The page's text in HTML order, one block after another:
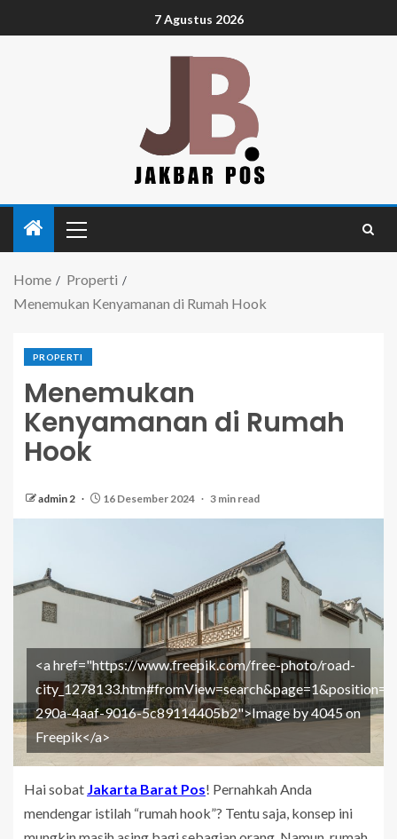
7 Agustus 2026
Home
Properti
Menemukan Kenyamanan di Rumah Hook
PROPERTI
Menemukan
Kenyamanan di Rumah
Hook
admin 2 16 Desember 2024 3 min read
<a href="https://www.freepik.com/free-photo/road-
290a-4aaf-9016-5c89114405b2">Image by 4045 on
Freepik</a>
Hai sobat Jakarta Barat Pos! Pernahkah Anda
mendengar istilah “rumah hook”? Tentu saja, konsep ini